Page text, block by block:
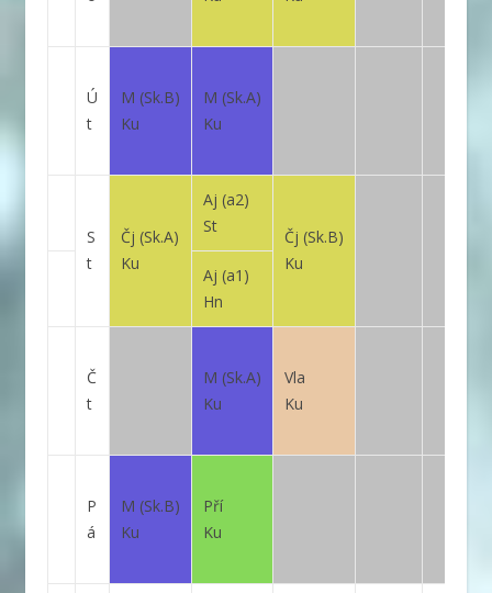
Ú
t
M (Sk.B)
Ku
M (Sk.A)
Ku
S
t
Čj (Sk.A)
Ku
Aj (a2)
St
Čj (Sk.B)
Ku
Aj (a1)
Hn
Č
t
M (Sk.A)
Ku
Vla
Ku
P
á
M (Sk.B)
Ku
Pří
Ku